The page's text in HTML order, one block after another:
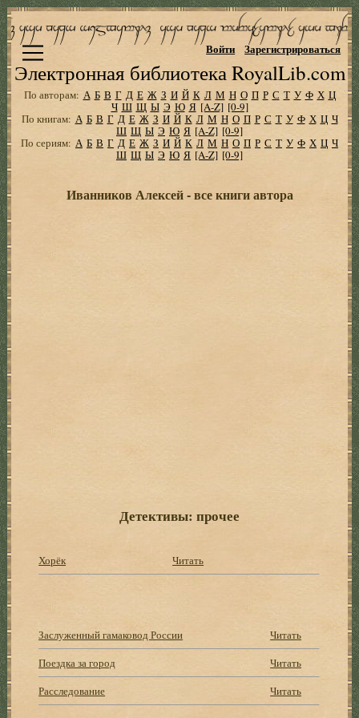
Электронная библиотека RoyalLib.com
Войти Зарегистрироваться
По авторам: А Б В Г Д Е Ж З И Й К Л М Н О П Р С Т У Ф Х Ц
Ч Ш Щ Ы Э Ю Я [A-Z] [0-9]
По книгам: А Б В Г Д Е Ж З И Й К Л М Н О П Р С Т У Ф Х Ц Ч
Ш Щ Ы Э Ю Я [A-Z] [0-9]
По сериям: А Б В Г Д Е Ж З И Й К Л М Н О П Р С Т У Ф Х Ц Ч
Ш Щ Ы Э Ю Я [A-Z] [0-9]
Иванников Алексей - все книги автора
Детективы: прочее
Хорёк Читать
Заслуженный гамаковод России
Читать
Поездка за город
Читать
Расследование
Читать